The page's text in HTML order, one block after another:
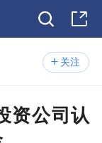
关注
资公司认